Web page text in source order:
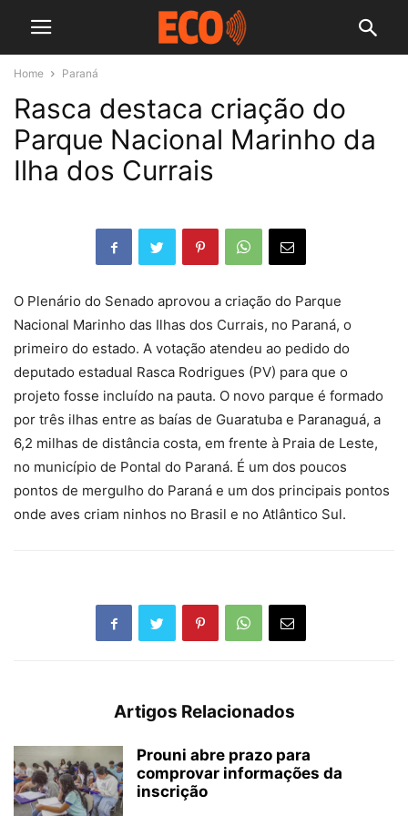
Home Paraná
Rasca destaca criação do
Parque Nacional Marinho da
Ilha dos Currais
O Plenário do Senado aprovou a criação do Parque
Nacional Marinho das Ilhas dos Currais, no Paraná, o
primeiro do estado. A votação atendeu ao pedido do
deputado estadual Rasca Rodrigues (PV) para que o
projeto fosse incluído na pauta. O novo parque é formado
por três ilhas entre as baías de Guaratuba e Paranaguá, a
6,2 milhas de distância costa, em frente à Praia de Leste,
no município de Pontal do Paraná. É um dos poucos
pontos de mergulho do Paraná e um dos principais pontos
onde aves criam ninhos no Brasil e no Atlântico Sul.
Artigos Relacionados
Prouni abre prazo para
comprovar informações da
inscrição